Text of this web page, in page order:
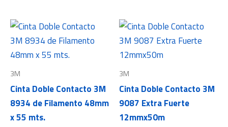
3M
Cinta Doble Contacto 3M
8934 de Filamento 48mm
x 55 mts.
3M
Cinta Doble Contacto 3M
9087 Extra Fuerte
12mmx50m